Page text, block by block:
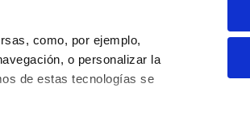
como, por ejemplo,
o personalizar la
de estas tecnologías se
Fundaciones por el Clima